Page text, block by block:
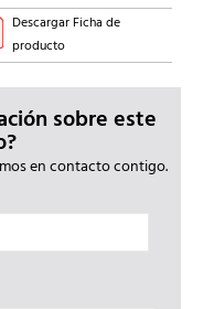
Descargar Ficha de
producto
sobre este
en contacto contigo.